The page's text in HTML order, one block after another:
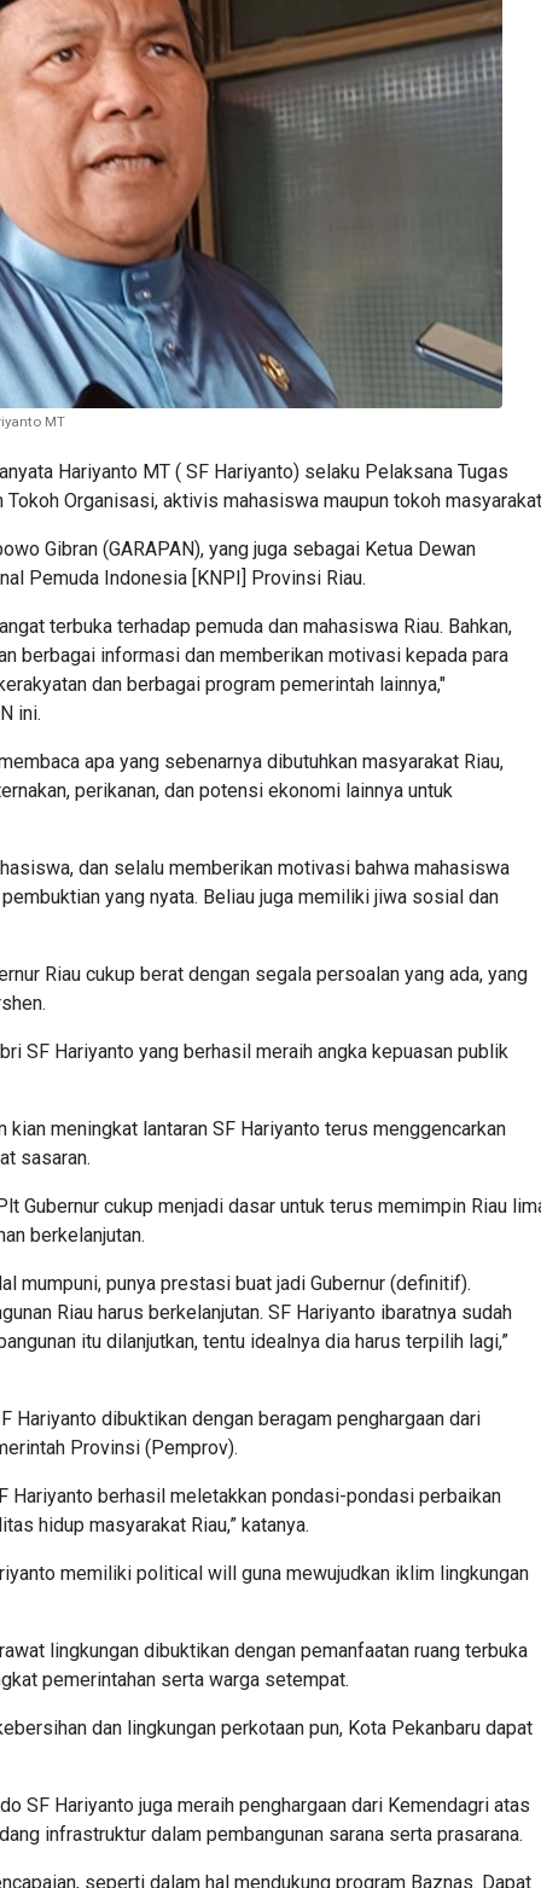
MT
Hariyanto MT ( SF Hariyanto) selaku Pelaksana Tugas
Organisasi, aktivis mahasiswa maupun tokoh
Gibran (GARAPAN), yang juga sebagai Ketua Dewan
Pemuda Indonesia [KNPI] Provinsi Riau.
terbuka terhadap pemuda dan mahasiswa Riau. Bahkan,
berbagai informasi dan memberikan motivasi kepada para
dan berbagai program pemerintah lainnya,"
ini.
apa yang sebenarnya dibutuhkan masyarakat Riau,
perikanan, dan potensi ekonomi lainnya untuk
dan selalu memberikan motivasi bahwa mahasiswa
yang nyata. Beliau juga memiliki jiwa sosial dan
Riau cukup berat dengan segala persoalan yang ada, yang
SF Hariyanto yang berhasil meraih angka kepuasan publik
meningkat lantaran SF Hariyanto terus menggencarkan
sasaran.
Gubernur cukup menjadi dasar untuk terus memimpin Riau
berkelanjutan.
mumpuni, punya prestasi buat jadi Gubernur (definitif).
Riau harus berkelanjutan. SF Hariyanto ibaratnya sudah
itu dilanjutkan, tentu idealnya dia harus terpilih lagi,”
Hariyanto dibuktikan dengan beragam penghargaan dari
Provinsi (Pemprov).
Hariyanto berhasil meletakkan pondasi-pondasi perbaikan
hidup masyarakat Riau,” katanya.
memiliki political will guna mewujudkan iklim lingkungan
lingkungan dibuktikan dengan pemanfaatan ruang terbuka
pemerintahan serta warga setempat.
dan lingkungan perkotaan pun, Kota Pekanbaru dapat
SF Hariyanto juga meraih penghargaan dari Kemendagri atas
infrastruktur dalam pembangunan sarana serta prasarana.
seperti dalam hal mendukung program Baznas. Dapat